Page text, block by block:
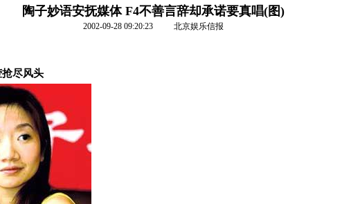
陶子妙语安抚媒体 F4不善言辞却承诺要真唱(图)
2002-09-28 09:20:23 北京娱乐信报
抢尽风头